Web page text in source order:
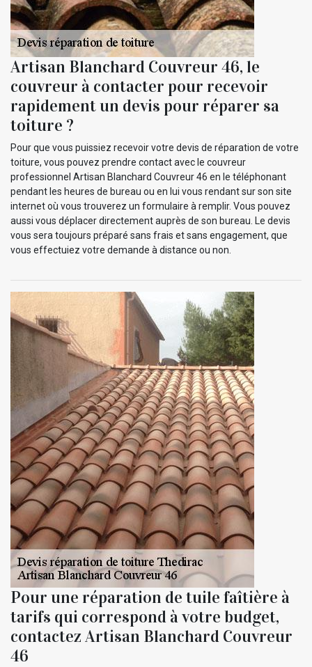
Artisan Blanchard Couvreur 46, le
couvreur à contacter pour recevoir
rapidement un devis pour réparer sa
toiture ?
Pour que vous puissiez recevoir votre devis de réparation de votre
toiture, vous pouvez prendre contact avec le couvreur
professionnel Artisan Blanchard Couvreur 46 en le téléphonant
pendant les heures de bureau ou en lui vous rendant sur son site
internet où vous trouverez un formulaire à remplir. Vous pouvez
aussi vous déplacer directement auprès de son bureau. Le devis
vous sera toujours préparé sans frais et sans engagement, que
vous effectuiez votre demande à distance ou non.
Pour une réparation de tuile faîtière à
tarifs qui correspond à votre budget,
contactez Artisan Blanchard Couvreur
46